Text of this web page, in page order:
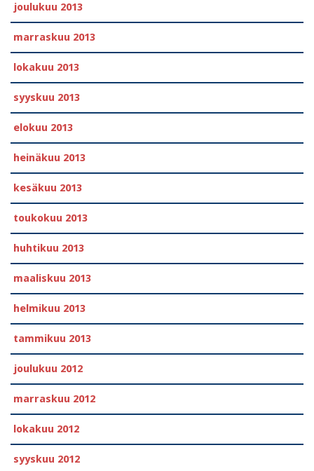
joulukuu 2013
marraskuu 2013
lokakuu 2013
syyskuu 2013
elokuu 2013
heinäkuu 2013
kesäkuu 2013
toukokuu 2013
huhtikuu 2013
maaliskuu 2013
helmikuu 2013
tammikuu 2013
joulukuu 2012
marraskuu 2012
lokakuu 2012
syyskuu 2012